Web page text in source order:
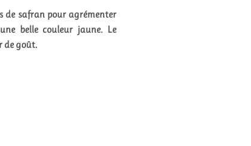
de safran pour agrémenter
belle couleur jaune. Le
de goût.